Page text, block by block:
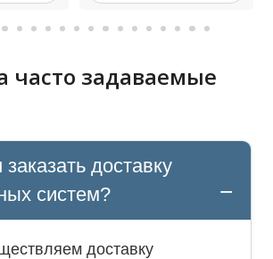
часто задаваемые
доставку
систем?
доставку